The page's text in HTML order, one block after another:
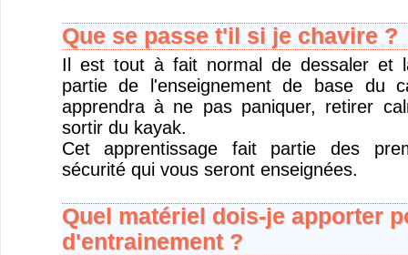
Que se passe t'il si je chavire ?
Il est tout à fait normal de dessaler et
partie de l'enseignement de base du
apprendra à ne pas paniquer, retirer
sortir du kayak.
Cet apprentissage fait partie des
sécurité qui vous seront enseignées.
Quel matériel dois-je apporter
d'entrainement ?